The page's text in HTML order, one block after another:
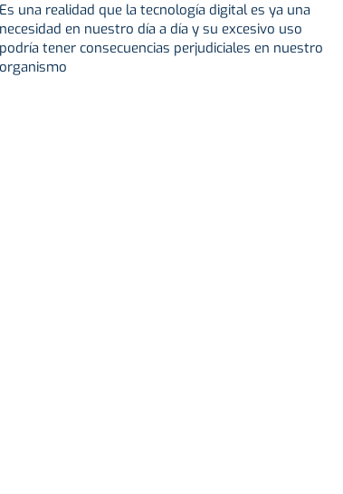
Es una realidad que la tecnología digital es ya una
necesidad en nuestro día a día y su excesivo uso
podría tener consecuencias perjudiciales en nuestro
organismo